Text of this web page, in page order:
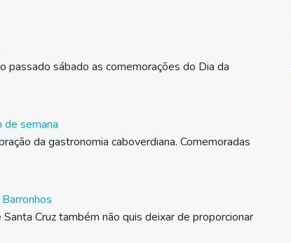
passado sábado as comemorações do Dia da
semana
da gastronomia caboverdiana. Comemoradas
Cruz também não quis deixar de proporcionar